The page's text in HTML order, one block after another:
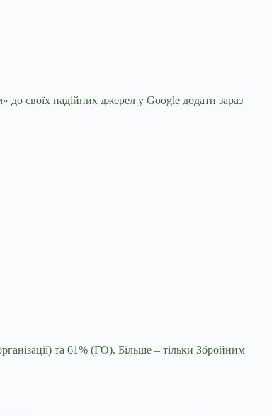
до своїх надійних джерел у Google додати зараз
та 61% (ГО). Більше – тільки Збройним